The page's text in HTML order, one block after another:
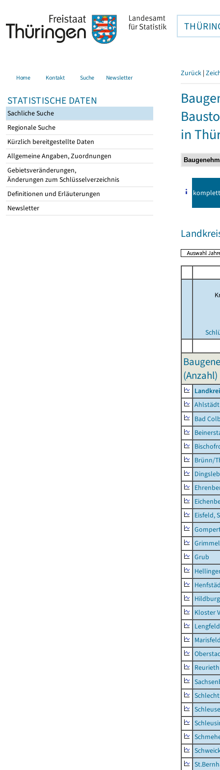
Home Kontakt Suche Newsletter
STATISTISCHE DATEN
Sachliche Suche
Regionale Suche
Kürzlich bereitgestellte Daten
Allgemeine Angaben, Zuordnungen
Gebietsveränderungen,
Änderungen zum Schlüsselverzeichnis
Definitionen und Erläuterungen
Newsletter
Zurück |
in
komplett
(Anzahl)
Ahlstädt
Bad
Brünn/
Eisfeld,
Grub
Kloster
Lengfeld
Reurieth